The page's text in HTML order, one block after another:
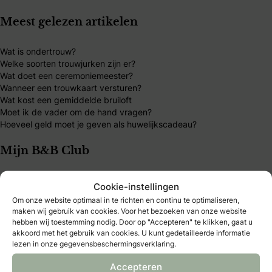
Cookie-instellingen
Om onze website optimaal in te richten en continu te optimaliseren,
maken wij gebruik van cookies. Voor het bezoeken van onze website
hebben wij toestemming nodig. Door op "Accepteren" te klikken, gaat u
akkoord met het gebruik van cookies. U kunt gedetailleerde informatie
lezen in onze gegevensbeschermingsverklaring.
Accepteren
Meest gelezen artikelen
Wat is ondertrouw?
Welke soorten trouwjurken zijn er?
Wat doet een ceremoniemeester?
Wanneer een trouwkaart versturen?
Wat kost een gemiddelde bruiloft
Moet ik de vader om de hand vragen?
Hoeveel geld moet je geven als huwelijkscadeau?
Mijn B&B Club
B&B Club – inloggen
B&B Club – voordelen
B&B Club – voorwaarden
Over Bruid & Bruidegom